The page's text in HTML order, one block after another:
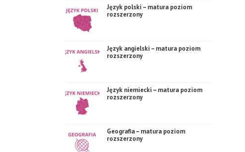
Język polski – matura poziom
rozszerzony
Język angielski – matura poziom
rozszerzony
Język niemiecki – matura poziom
rozszerzony
Geografia – matura poziom
rozszerzony